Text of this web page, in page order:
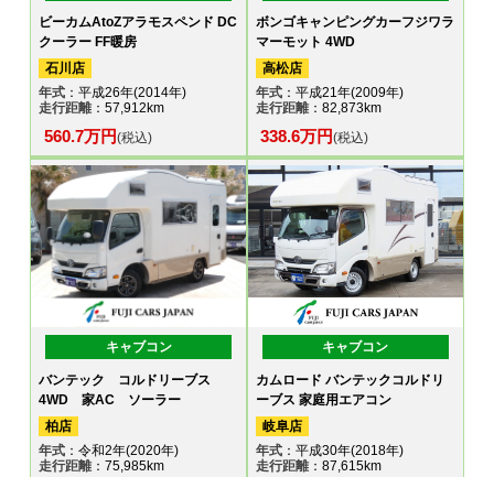
ビーカムAtoZアラモスペンド DC
クーラー FF暖房
石川店
年式 ：平成26年(2014年)
走行距離：57,912km
560.7万円(税込)
ボンゴキャンピングカーフジワラ
マーモット 4WD
高松店
年式：平成21年(2009年)
走行距離：82,873km
338.6万円(税込)
キャブコン
バンテック コルドリーブス
4WD 家AC ソーラー
柏店
年式 ：令和2年(2020年)
走行距離：75,985km
キャブコン
カムロード バンテックコルドリ
ーブス 家庭用エアコン
岐阜店
年式：平成30年(2018年)
走行距離：87,615km